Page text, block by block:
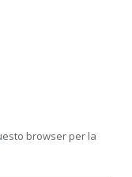
browser per la